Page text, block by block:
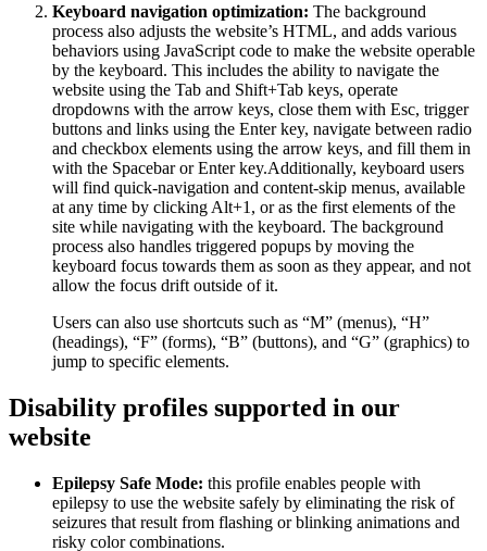
Keyboard navigation optimization: The background
process also adjusts the website’s HTML, and adds various
behaviors using JavaScript code to make the website operable
by the keyboard. This includes the ability to navigate the
website using the Tab and Shift+Tab keys, operate
dropdowns with the arrow keys, close them with Esc, trigger
buttons and links using the Enter key, navigate between radio
and checkbox elements using the arrow keys, and fill them in
with the Spacebar or Enter key.Additionally, keyboard users
will find quick-navigation and content-skip menus, available
at any time by clicking Alt+1, or as the first elements of the
site while navigating with the keyboard. The background
process also handles triggered popups by moving the
keyboard focus towards them as soon as they appear, and not
allow the focus drift outside of it.
Users can also use shortcuts such as “M” (menus), “H”
(headings), “F” (forms), “B” (buttons), and “G” (graphics) to
jump to specific elements.
Disability profiles supported in our
website
Epilepsy Safe Mode: this profile enables people with
epilepsy to use the website safely by eliminating the risk of
seizures that result from flashing or blinking animations and
risky color combinations.